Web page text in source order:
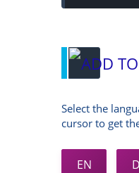
Select the
cursor to get
EN